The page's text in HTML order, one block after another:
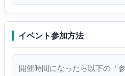
イベント参加方法
開催時間になったら以下の「